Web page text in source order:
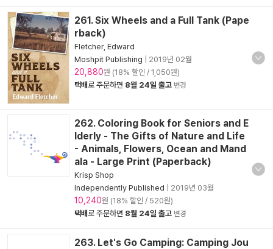
261. Six Wheels and a Full Tank (Pape
rback)
Fletcher, Edward
Moshpit Publishing
2019년 02월
20,880원 (18% 할인 / 1,050원)
택배로 주문하면 8월 24일 출고 변경
262. Coloring Book for Seniors and E
lderly - The Gifts of Nature and Life
- Animals, Flowers, Ocean and Mand
ala - Large Print (Paperback)
Krisp Shop
Independently Published
2019년 03월
10,240원 (18% 할인 / 520원)
택배로 주문하면 8월 24일 출고 변경
263. Let's Go Camping: Camping Jou